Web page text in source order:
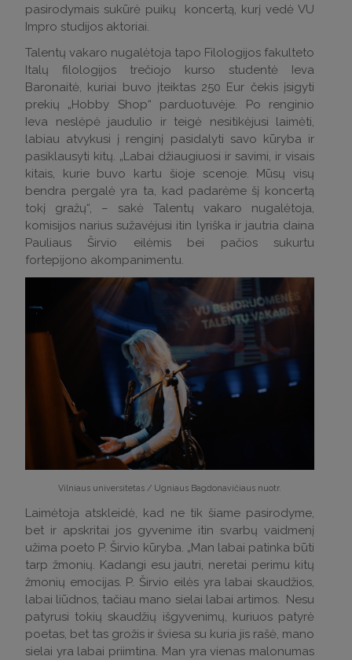
pasirodymais sukūrė puikų koncertą, kurį vedė VU
Impro studijos aktoriai.
Talentų vakaro nugalėtoja tapo Filologijos fakulteto
Italų filologijos trečiojo kurso studentė Ieva
Baronaitė, kuriai buvo įteiktas 250 Eur čekis įsigyti
prekių „Hobby Shop“ parduotuvėje. Po renginio
Ieva neslėpė jaudulio ir teigė nesitikėjusi laimėti,
labiau atvykusi į renginį pasidalyti savo kūryba ir
pasiklausyti kitų. „Labai džiaugiuosi ir savimi, ir visais
kitais, kurie buvo kartu šioje scenoje. Mūsų visų
bendra pergalė yra ta, kad padarėme šį koncertą
tokį gražų“, – sakė Talentų vakaro nugalėtoja,
komisijos narius sužavėjusi itin lyriška ir jautria daina
Pauliaus Širvio eilėmis bei pačios sukurtu
fortepijono akompanimentu.
Vilniaus universitetas / Ugniaus Bagdonavičiaus nuotr.
Laimėtoja atskleidė, kad ne tik šiame pasirodyme,
bet ir apskritai jos gyvenime itin svarbų vaidmenį
užima poeto P. Širvio kūryba. „Man labai patinka būti
tarp žmonių. Kadangi esu jautri, neretai perimu kitų
žmonių emocijas. P. Širvio eilės yra labai skaudžios,
labai liūdnos, tačiau mano sielai labai artimos. Nesu
patyrusi tokių skaudžių išgyvenimų, kuriuos patyrė
poetas, bet tas grožis ir šviesa su kuria jis rašė, mano
sielai yra labai priimtina. Man yra vienas malonumas